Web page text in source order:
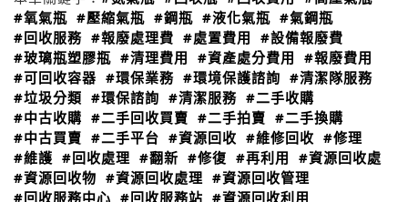
#氧氣瓶 #壓縮氣瓶 #鋼瓶 #液化氣瓶 #氣鋼瓶
#回收服務 #報廢處理費 #處置費用 #設備報廢費
#玻璃瓶塑膠瓶 #清理費用 #資產處分費用 #報廢費用
#可回收容器 #環保業務 #環境保護諮詢 #清潔隊服務
#垃圾分類 #環保諮詢 #清潔服務 #二手收購
#中古收購 #二手回收買賣 #二手拍賣 #二手換購
#中古買賣 #二手平台 #資源回收 #維修回收 #修理
#維護 #回收處理 #翻新 #修復 #再利用 #資源回收處
#資源回收物 #資源回收處理 #資源回收管理
#回收服務中心 #回收服務站 #資源回收利用